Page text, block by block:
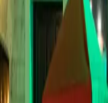
Ga terug naar de kaart